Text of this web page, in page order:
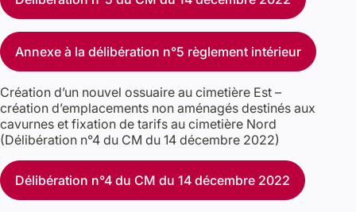
Annexe à la délibération n°5 règlement intérieur
Création d’un nouvel ossuaire au cimetière Est –
création d’emplacements non aménagés destinés aux
cavurnes et fixation de tarifs au cimetière Nord
(Délibération n°4 du CM du 14 décembre 2022)
Délibération n°4 du CM du 14 décembre 2022